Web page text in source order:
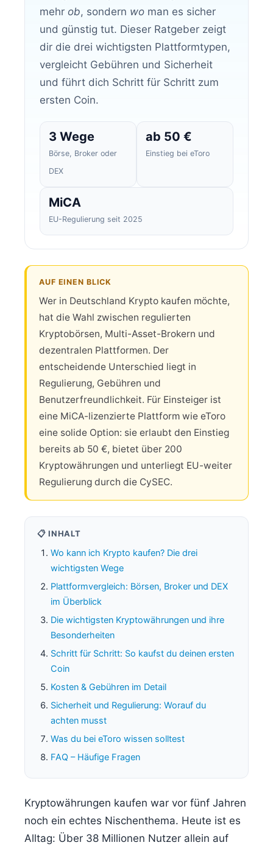
mehr ob, sondern wo man es sicher
und günstig tut. Dieser Ratgeber zeigt
dir die drei wichtigsten Plattformtypen,
vergleicht Gebühren und Sicherheit
und führt dich Schritt für Schritt zum
ersten Coin.
3 Wege
Börse, Broker oder
DEX
ab 50 €
Einstieg bei eToro
MiCA
EU-Regulierung seit 2025
AUF EINEN BLICK
Wer in Deutschland Krypto kaufen möchte,
hat die Wahl zwischen regulierten
Kryptobörsen, Multi-Asset-Brokern und
dezentralen Plattformen. Der
entscheidende Unterschied liegt in
Regulierung, Gebühren und
Benutzerfreundlichkeit. Für Einsteiger ist
eine MiCA-lizenzierte Plattform wie eToro
eine solide Option: sie erlaubt den Einstieg
bereits ab 50 €, bietet über 200
Kryptowährungen und unterliegt EU-weiter
Regulierung durch die CySEC.
📋 INHALT
Wo kann ich Krypto kaufen? Die drei
wichtigsten Wege
Plattformvergleich: Börsen, Broker und DEX
im Überblick
Die wichtigsten Kryptowährungen und ihre
Besonderheiten
Schritt für Schritt: So kaufst du deinen ersten
Coin
Kosten & Gebühren im Detail
Sicherheit und Regulierung: Worauf du
achten musst
Was du bei eToro wissen solltest
FAQ – Häufige Fragen
Kryptowährungen kaufen war vor fünf Jahren
noch ein echtes Nischenthema. Heute ist es
Alltag: Über 38 Millionen Nutzer allein auf